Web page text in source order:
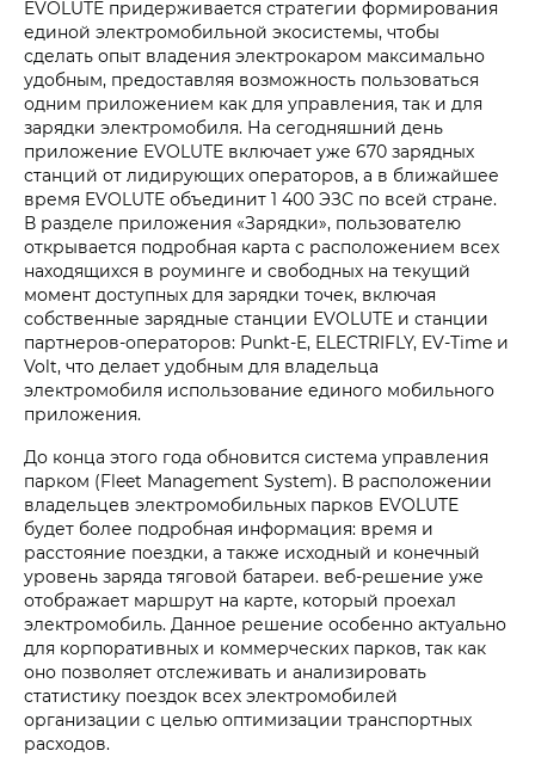
EVOLUTE придерживается стратегии формирования
единой электромобильной экосистемы, чтобы
сделать опыт владения электрокаром максимально
удобным, предоставляя возможность пользоваться
одним приложением как для управления, так и для
зарядки электромобиля. На сегодняшний день
приложение EVOLUTE включает уже 670 зарядных
станций от лидирующих операторов, а в ближайшее
время EVOLUTE объединит 1 400 ЭЗС по всей стране.
В разделе приложения «Зарядки», пользователю
открывается подробная карта с расположением всех
находящихся в роуминге и свободных на текущий
момент доступных для зарядки точек, включая
собственные зарядные станции EVOLUTE и станции
партнеров-операторов: Punkt-E, ELECTRIFLY, EV-Time и
Volt, что делает удобным для владельца
электромобиля использование единого мобильного
приложения.
До конца этого года обновится система управления
парком (Fleet Management System). В расположении
владельцев электромобильных парков EVOLUTE
будет более подробная информация: время и
расстояние поездки, а также исходный и конечный
уровень заряда тяговой батареи. веб-решение уже
отображает маршрут на карте, который проехал
электромобиль. Данное решение особенно актуально
для корпоративных и коммерческих парков, так как
оно позволяет отслеживать и анализировать
статистику поездок всех электромобилей
организации с целью оптимизации транспортных
расходов.